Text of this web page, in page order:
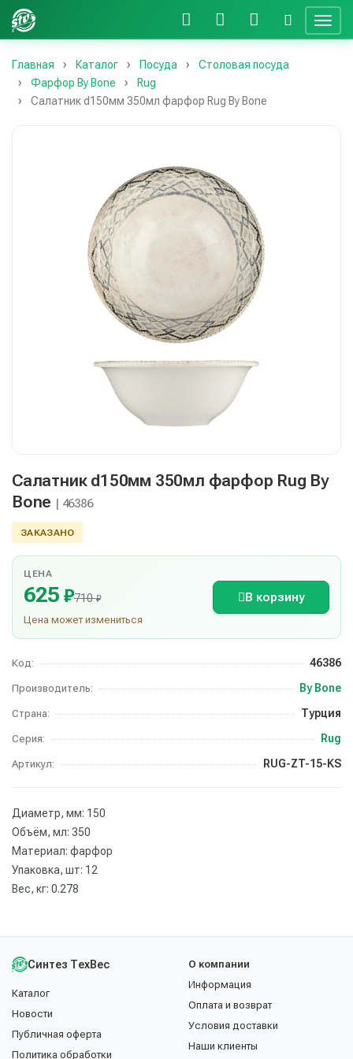
Главная Каталог Посуда
Столовая посуда
Фарфор By Bone
Rug
Салатник d150мм 350мл фарфор Rug By Bone
Салатник d150мм 350мл фарфор Rug By
Bone | 46386
ЗАКАЗАНО
ЦЕНА
625 ₽710₽
Цена может измениться
В корзину
Код: 46386
Производитель: By Bone
Страна: Турция
Серия: Rug
Артикул: RUG-ZT-15-KS
Диаметр, мм: 150
Объём, мл: 350
Материал: фарфор
Упаковка, шт: 12
Вес, кг: 0.278
Синтез ТехВес
Каталог
Новости
Публичная оферта
Политика обработки
О компании
Информация
Оплата и возврат
Условия доставки
Наши клиенты